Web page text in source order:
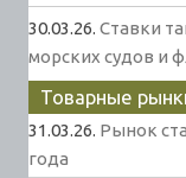
30.03.26. Ставки
морских судов и
Товарные
31.03.26. Рынок
года